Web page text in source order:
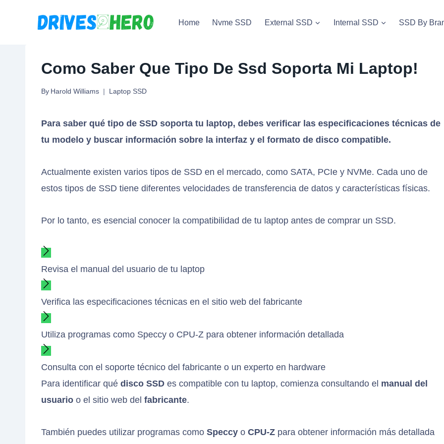
Home Nvme SSD External SSD Internal SSD SSD By
Como Saber Que Tipo De Ssd Soporta Mi Laptop!
By Harold Williams Laptop SSD
Para saber qué tipo de SSD soporta tu laptop, debes verificar las especificaciones técnicas de
tu modelo y buscar información sobre la interfaz y el formato de disco compatible.
Actualmente existen varios tipos de SSD en el mercado, como SATA, PCIe y NVMe. Cada uno de
estos tipos de SSD tiene diferentes velocidades de transferencia de datos y características físicas.
Por lo tanto, es esencial conocer la compatibilidad de tu laptop antes de comprar un SSD.
Revisa el manual del usuario de tu laptop
Verifica las especificaciones técnicas en el sitio web del fabricante
Utiliza programas como Speccy o CPU-Z para obtener información detallada
Consulta con el soporte técnico del fabricante o un experto en hardware
Para identificar qué disco SSD es compatible con tu laptop, comienza consultando el manual del
usuario o el sitio web del fabricante.
También puedes utilizar programas como Speccy o CPU-Z para obtener información más detallada